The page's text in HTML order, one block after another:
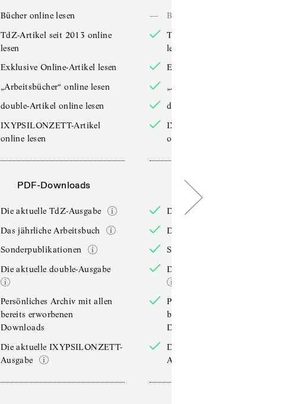
Bücher online lesen
TdZ-Artikel seit 2013 online
lesen
Exklusive Online-Artikel lesen
„Arbeitsbücher“ online lesen
double-Artikel online lesen
IXYPSILONZETT-Artikel
online lesen
PDF-Downloads
Die aktuelle TdZ-Ausgabe
Das jährliche Arbeitsbuch
Sonderpublikationen
Die aktuelle double-Ausgabe
Persönliches Archiv mit allen
bereits erworbenen
Downloads
Die aktuelle IXYPSILONZETT-
Ausgabe
—
Bücher online lesen
TdZ-Artikel seit 2013 online
lesen
Exklusive Online-Artikel lesen
„Arbeitsbücher“ online lesen
double-Artikel online lesen
IXYPSILONZETT-Artikel
online lesen
PDF-Downloads
Die aktuelle TdZ-Ausgabe
Das jährliche Arbeitsbuch
Sonderpublikationen
Die aktuelle double-Ausgabe
Persönliches Archiv mit allen
bereits erworbenen
Downloads
Die aktuelle IXYPSILONZETT-
Ausgabe